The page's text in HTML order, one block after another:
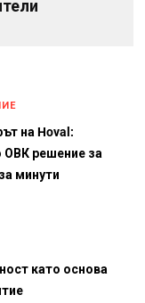
на Hoval:
ОВК решение за
минути
като основа